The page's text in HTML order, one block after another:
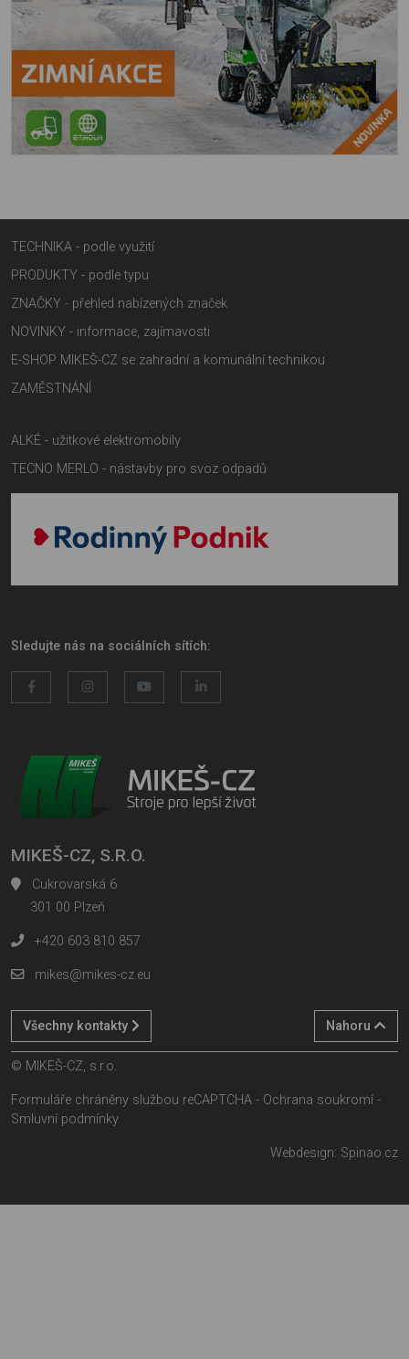
TECHNIKA - podle využití
PRODUKTY - podle typu
ZNAČKY - přehled nabízených značek
NOVINKY - informace, zajímavosti
E-SHOP MIKEŠ-CZ se zahradní a komunální technikou
ZAMĚSTNÁNÍ
ALKÉ - užitkové elektromobily
TECNO MERLO - nástavby pro svoz odpadů
Sledujte nás na sociálních sítích:
MIKEŠ-CZ, S.R.O.
Cukrovarská 6
301 00 Plzeň
+420 603 810 857
mikes@mikes-cz.eu
Všechny kontakty Nahoru
© MIKEŠ-CZ, s.r.o.
Formuláře chráněny službou reCAPTCHA - Ochrana soukromí -
Smluvní podmínky
Webdesign: Spinao.cz